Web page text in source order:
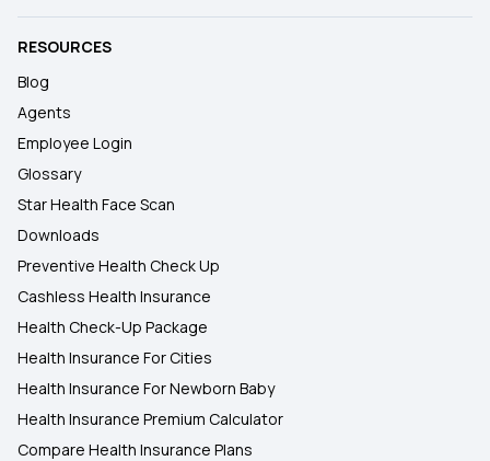
RESOURCES
Blog
Agents
Employee Login
Glossary
Star Health Face Scan
Downloads
Preventive Health Check Up
Cashless Health Insurance
Health Check-Up Package
Health Insurance For Cities
Health Insurance For Newborn Baby
Health Insurance Premium Calculator
Compare Health Insurance Plans